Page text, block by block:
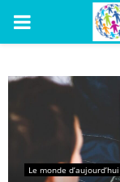
PRIMARY
Le monde d’aujourd’hui